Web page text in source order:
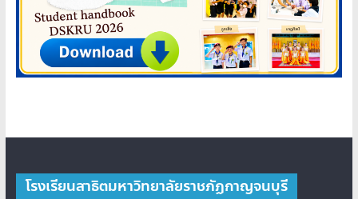
โรงเรียนสาธิตมหาวิทยาลัยราชภัฏกาญจนบุรี